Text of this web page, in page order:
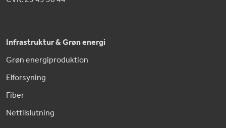
Infrastruktur & Grøn energi
Grøn energiproduktion
Elforsyning
Fiber
Nettilslutning